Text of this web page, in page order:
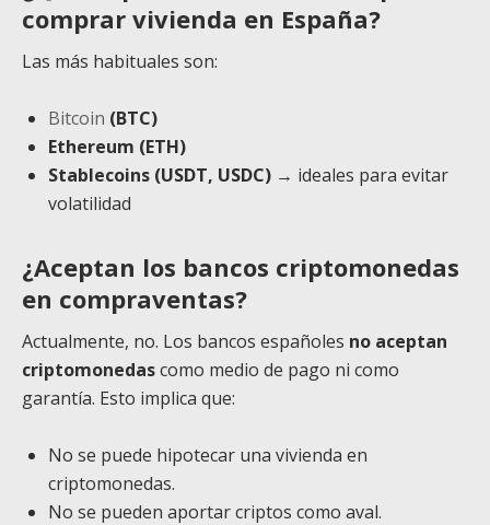
comprar vivienda en España?
Las más habituales son:
Bitcoin (BTC)
Ethereum (ETH)
Stablecoins (USDT, USDC) → ideales para evitar
volatilidad
¿Aceptan los bancos criptomonedas
en compraventas?
Actualmente, no. Los bancos españoles no aceptan
criptomonedascomo medio de pago ni como
garantía. Esto implica que:
No se puede hipotecar una vivienda en
criptomonedas.
No se pueden aportar criptos como aval.